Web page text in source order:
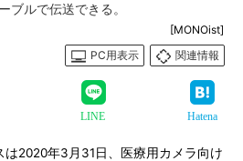
ブルで伝送できる。
[MONOist]
PC用表示
関連情報
LINE Hatena
2020年3月31日、医療用カメラ向け